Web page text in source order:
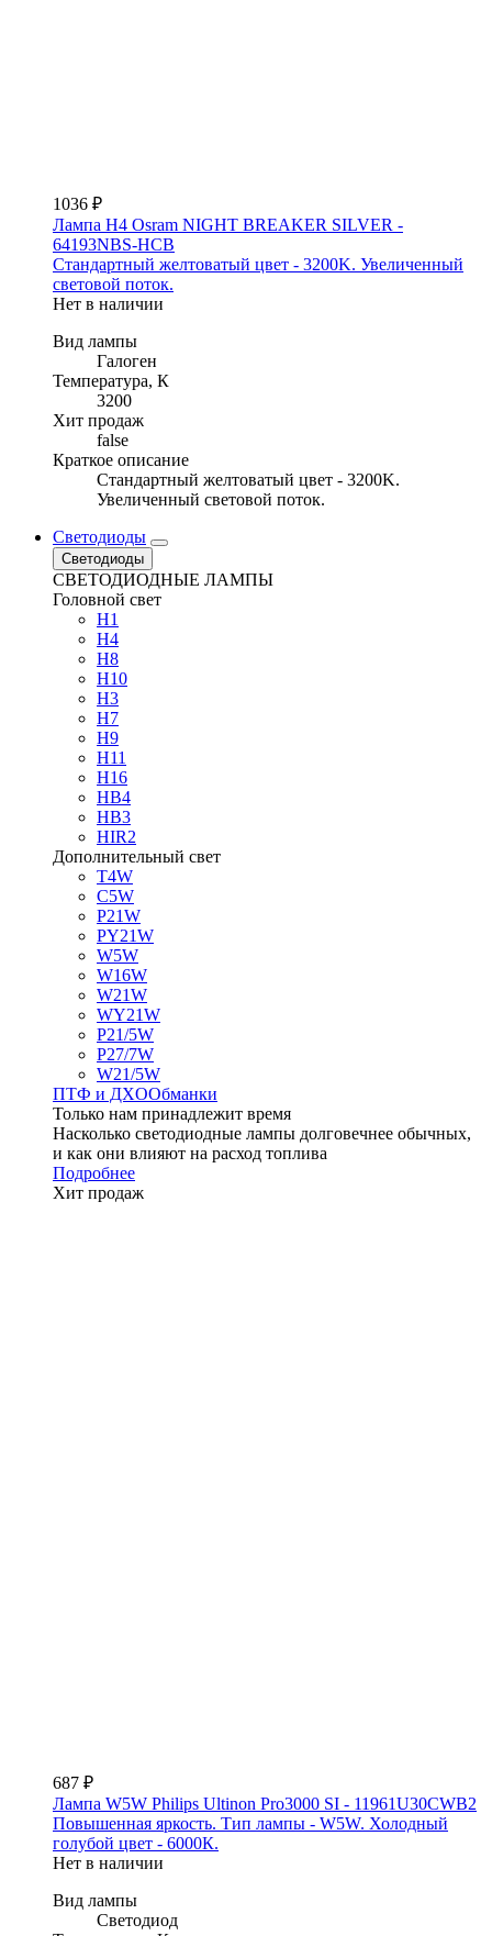
1036 ₽
Лампа H4 Osram NIGHT BREAKER SILVER -
64193NBS-HCB
Стандартный желтоватый цвет - 3200K. Увеличенный
световой поток.
Нет в наличии
Вид лампы
Галоген
Температура, К
3200
Хит продаж
false
Краткое описание
Стандартный желтоватый цвет - 3200K.
Увеличенный световой поток.
Светодиоды
Светодиоды
СВЕТОДИОДНЫЕ ЛАМПЫ
Головной свет
H1
H4
H8
H10
H3
H7
H9
H11
H16
HB4
HB3
HIR2
Дополнительный свет
T4W
C5W
P21W
PY21W
W5W
W16W
W21W
WY21W
P21/5W
P27/7W
W21/5W
ПТФ и ДXООбманки
Только нам принадлежит время
Насколько светодиодные лампы долговечнее обычных,
и как они влияют на расход топлива
Подробнее
Хит продаж
687 ₽
Лампа W5W Philips Ultinon Pro3000 SI - 11961U30CWB2
Повышенная яркость. Тип лампы - W5W. Холодный
голубой цвет - 6000К.
Нет в наличии
Вид лампы
Светодиод